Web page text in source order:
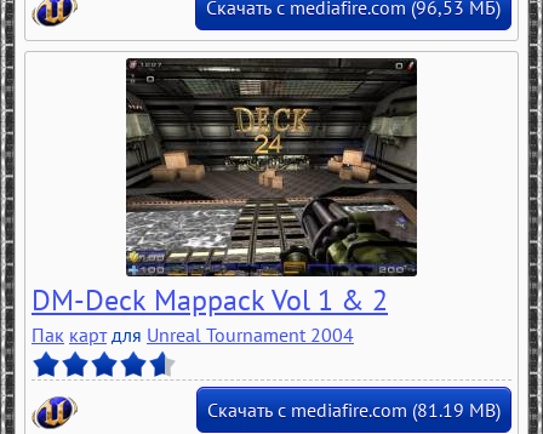
Скачать с mediafire.com (96,53 MБ)
DM-Deck Mappack Vol 1 & 2
Пак картдля Unreal Tournament 2004
Скачать с mediafire.com (81.19 MB)